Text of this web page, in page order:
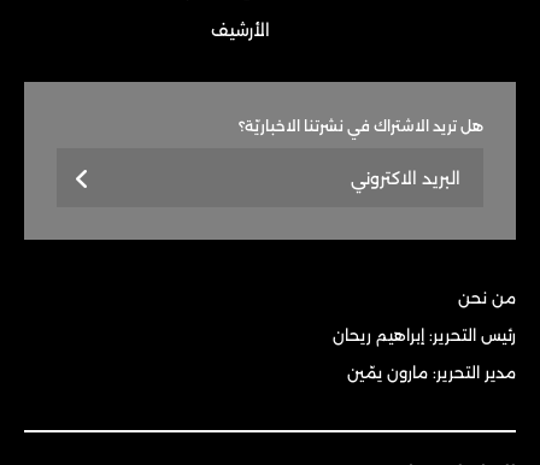
الأرشيف
هل تريد الاشتراك في نشرتنا الاخباريّة؟
من نحن
رئيس التحرير: إبراهيم ريحان
مدير التحرير: مارون يمّين